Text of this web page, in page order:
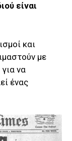
είναι
και
με
να
ένας